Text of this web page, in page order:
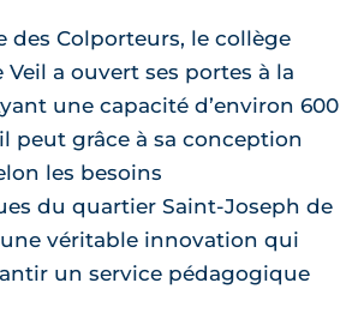
des Colporteurs, le collège
a ouvert ses portes à la
une capacité d’environ 600
peut grâce à sa conception
les besoins
du quartier Saint-Joseph de
une véritable innovation qui
un service pédagogique